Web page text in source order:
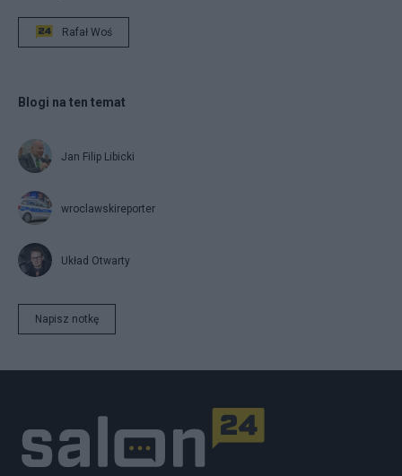
Rafał Woś
Blogi na ten temat
Jan Filip Libicki
wroclawskireporter
Układ Otwarty
Napisz notkę